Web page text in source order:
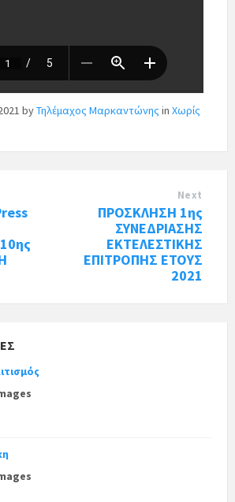
byΤηλέμαχος Μαρκαντώνης in Χωρίς
Next
ΠΡΟΣΚΛΗΣΗ 1ης
ΣΥΝΕΔΡΙΑΣΗΣ
ΕΚΤΕΛΕΣΤΙΚΗΣ
ΕΠΙΤΡΟΠΗΣ ΕΤΟΥΣ
2021